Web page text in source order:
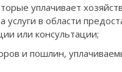
уплачивает
услуги в области
или консультации;
и пошлин,